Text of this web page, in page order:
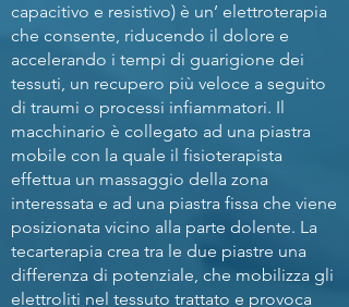
capacitivo e resistivo) è un’ elettroterapia
che consente, riducendo il dolore e
accelerando i tempi di guarigione dei
tessuti, un recupero più veloce a seguito
di traumi o processi infiammatori. Il
macchinario è collegato ad una piastra
mobile con la quale il fisioterapista
effettua un massaggio della zona
interessata e ad una piastra fissa che viene
posizionata vicino alla parte dolente. La
tecarterapia crea tra le due piastre una
differenza di potenziale, che mobilizza gli
elettroliti nel tessuto trattato e provoca